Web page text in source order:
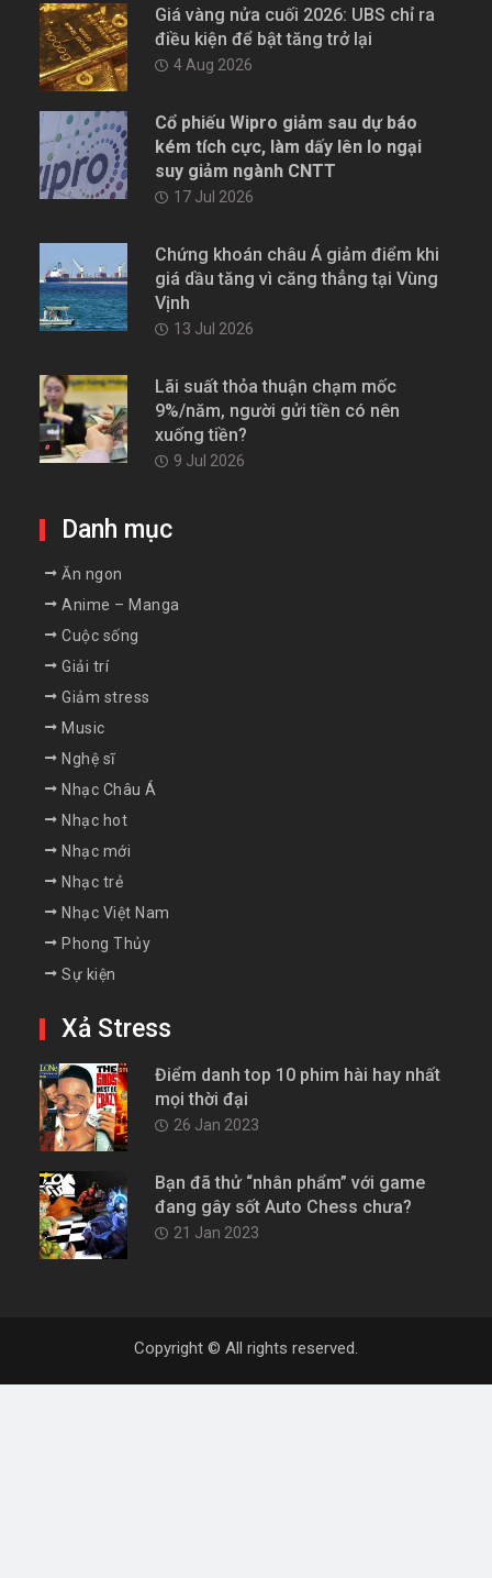
Giá vàng nửa cuối 2026: UBS chỉ ra
điều kiện để bật tăng trở lại
4 Aug 2026
Cổ phiếu Wipro giảm sau dự báo
kém tích cực, làm dấy lên lo ngại
suy giảm ngành CNTT
17 Jul 2026
Chứng khoán châu Á giảm điểm khi
giá dầu tăng vì căng thẳng tại Vùng
Vịnh
13 Jul 2026
Lãi suất thỏa thuận chạm mốc
9%/năm, người gửi tiền có nên
xuống tiền?
9 Jul 2026
Danh mục
Ăn ngon
Anime – Manga
Cuộc sống
Giải trí
Giảm stress
Music
Nghệ sĩ
Nhạc Châu Á
Nhạc hot
Nhạc mới
Nhạc trẻ
Nhạc Việt Nam
Phong Thủy
Sự kiện
Xả Stress
Điểm danh top 10 phim hài hay nhất
mọi thời đại
26 Jan 2023
Bạn đã thử “nhân phẩm” với game
đang gây sốt Auto Chess chưa?
21 Jan 2023
Copyright © All rights reserved.